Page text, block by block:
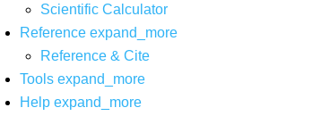
Scientific Calculator
Reference expand_more
Reference & Cite
Tools expand_more
Help expand_more